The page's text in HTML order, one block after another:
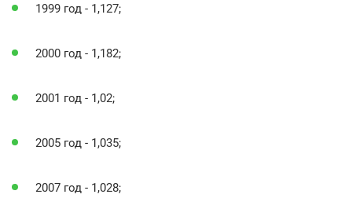
1999 год - 1,127;
2000 год - 1,182;
2001 год - 1,02;
2005 год - 1,035;
2007 год - 1,028;